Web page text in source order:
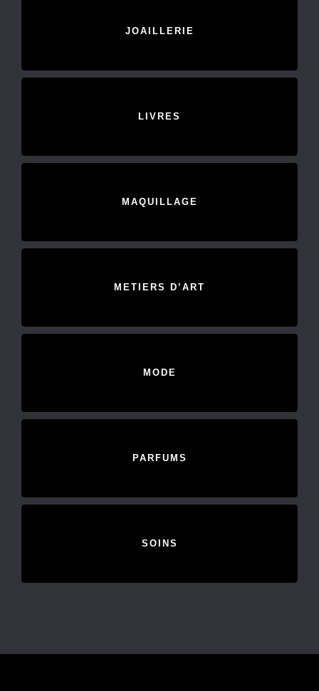
JOAILLERIE
LIVRES
MAQUILLAGE
METIERS D’ART
MODE
PARFUMS
SOINS